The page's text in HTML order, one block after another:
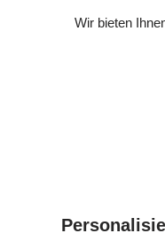
Wir bieten